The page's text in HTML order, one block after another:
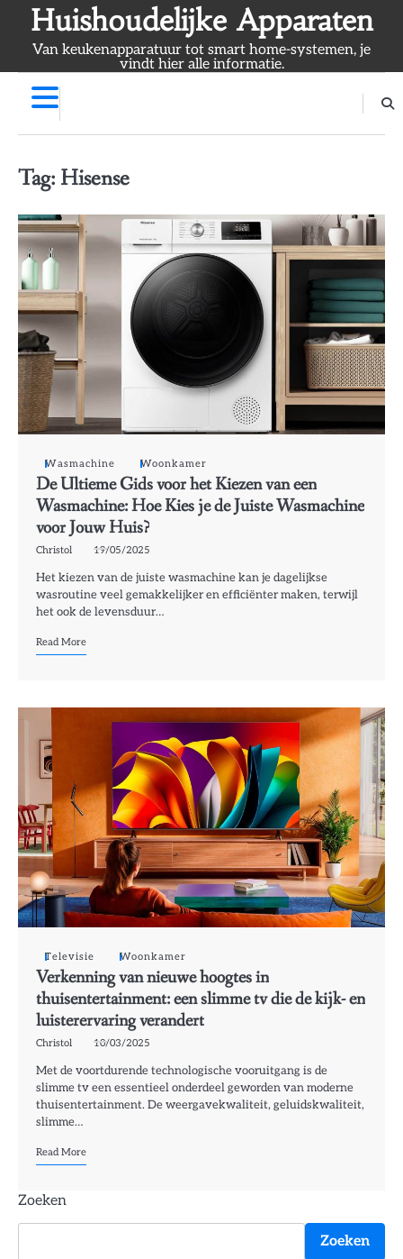
content
Huishoudelijke Apparaten
Van keukenapparatuur tot smart home-systemen, je
vindt hier alle informatie.
Tag: Hisense
Wasmachine Woonkamer
De Ultieme Gids voor het Kiezen van een
Wasmachine: Hoe Kies je de Juiste Wasmachine
voor Jouw Huis?
Christol 19/05/2025
Het kiezen van de juiste wasmachine kan je dagelijkse
wasroutine veel gemakkelijker en efficiënter maken, terwijl
het ook de levensduur…
Read More
Televisie Woonkamer
Verkenning van nieuwe hoogtes in
thuisentertainment: een slimme tv die de kijk- en
luisterervaring verandert
Christol 10/03/2025
Met de voortdurende technologische vooruitgang is de
slimme tv een essentieel onderdeel geworden van moderne
thuisentertainment. De weergavekwaliteit, geluidskwaliteit,
slimme…
Read More
Zoeken
Zoeken